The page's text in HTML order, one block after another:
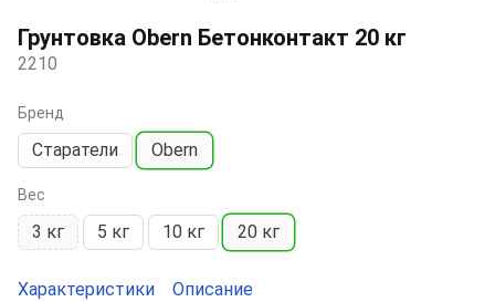
1
of
1
Грунтовка Obern Бетонконтакт 20 кг
2210
Бренд
Старатели Obern
Вес
3 кг 5 кг 10 кг 20 кг
Характеристики Описание